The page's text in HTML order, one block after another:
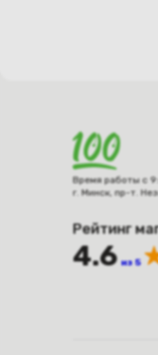
Время работы с
г. Минск, пр-т.
Рейтинг
4.6 из 5